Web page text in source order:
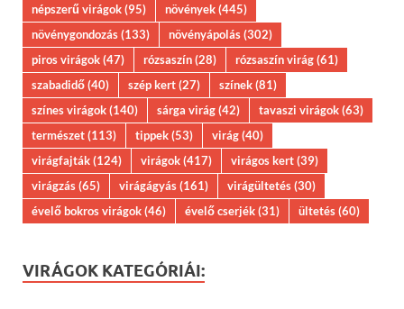
népszerű virágok(95) növények(445)
növénygondozás(133) növényápolás(302)
piros virágok(47) rózsaszín(28) rózsaszín virág(61)
szabadidő(40) szép kert(27) színek(81)
színes virágok(140) sárga virág(42) tavaszi virágok(63)
természet(113) tippek(53) virág(40)
virágfajták(124) virágok(417) virágos kert(39)
virágzás(65) virágágyás(161) virágültetés(30)
évelő bokros virágok(46) évelő cserjék(31) ültetés(60)
VIRÁGOK KATEGÓRIÁI: